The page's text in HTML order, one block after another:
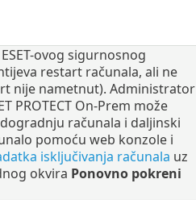
ovog sigurnosnog
restart računala, ali ne
nije nametnut). Administrator
PROTECT On-Prem može
računala i daljinski
pomoću web konzole i
isključivanja računala uz
okvira Ponovno pokreni